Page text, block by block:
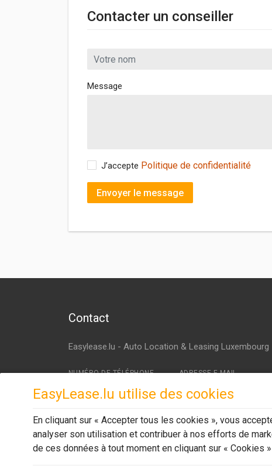
Contacter un conseiller
Message
J’accepte Politique de confidentialité
Envoyer le message
EasyLease.lu utilise des cookies
En cliquant sur « Accepter tous les cookies », vous
analyser son utilisation et contribuer à nos efforts de
de ces données à tout moment en cliquant sur « Cookies
Contact
Easylease.lu - Auto Location & Leasing Luxembourg
NUMÉRO DE TÉLÉPHONE ADRESSE E-MAIL
68, Avenue de la Liberté,
1930 Luxembourg
15, Hauptstrooss,
L-9753 Heinerscheid